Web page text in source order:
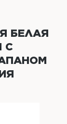
БЕЛАЯ
С